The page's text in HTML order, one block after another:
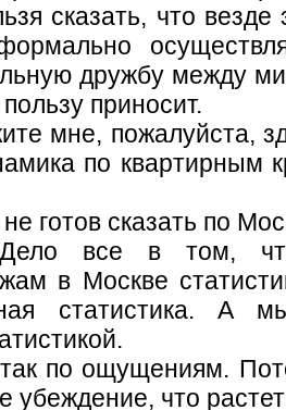
сказать, что
дружбу между
приносит.
мне, пожалуйста,
по квартирным
готов сказать по
все в том,
в Москве
статистика. А
по ощущениям.
убеждение, что